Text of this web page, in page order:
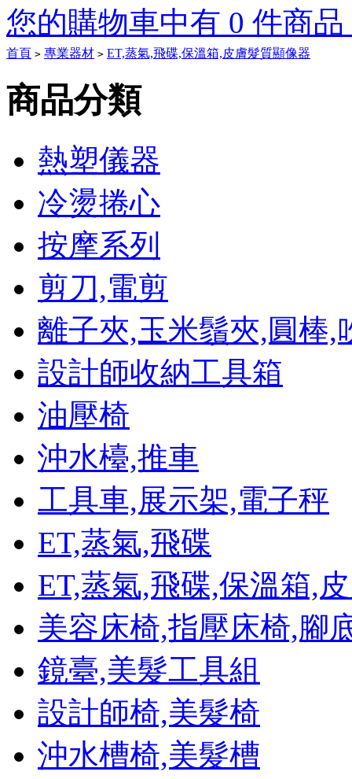
您的購物車中有 0 件商
Tory
Burch
On
Sale
Burch
Tory
boots
首頁 > 專業器材 > ET,蒸氣,飛碟,保溫箱,皮膚髮質顯像器
商品分類
熱塑儀器
冷燙捲心
按摩系列
剪刀,電剪
離子夾,玉米鬚夾,圓棒,
設計師收納工具箱
油壓椅
沖水檯,推車
工具車,展示架,電子秤
ET,蒸氣,飛碟
ET,蒸氣,飛碟,保溫箱,
美容床椅,指壓床椅,腳
鏡臺,美髮工具組
設計師椅,美髮椅
沖水槽椅,美髮槽